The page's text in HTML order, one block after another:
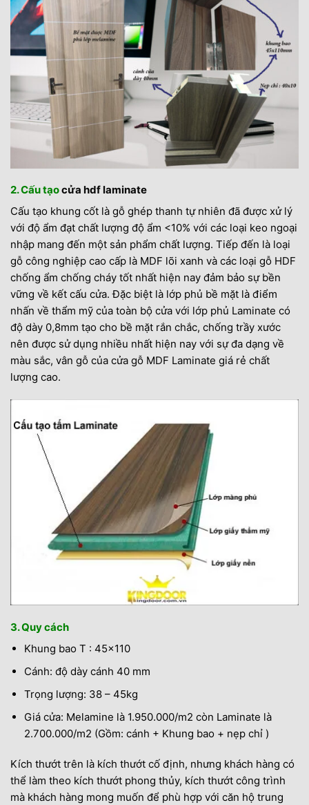
2. Cấu tạocửa hdf laminate
Cấu tạo khung cốt là gỗ ghép thanh tự nhiên đã được xử lý
với độ ẩm đạt chất lượng độ ẩm <10% với các loại keo ngoại
nhập mang đến một sản phẩm chất lượng. Tiếp đến là loại
gỗ công nghiệp cao cấp là MDF lõi xanh và các loại gỗ HDF
chống ẩm chống cháy tốt nhất hiện nay đảm bảo sự bền
vững về kết cấu cửa. Đặc biệt là lớp phủ bề mặt là điểm
nhấn về thẩm mỹ của toàn bộ cửa với lớp phủ Laminate có
độ dày 0,8mm tạo cho bề mặt rắn chắc, chống trầy xước
nên được sử dụng nhiều nhất hiện nay với sự đa dạng về
màu sắc, vân gỗ của cửa gỗ MDF Laminate giá rẻ chất
lượng cao.
3. Quy cách
Khung bao T : 45×110
Cánh: độ dày cánh 40 mm
Trọng lượng: 38 – 45kg
Giá cửa: Melamine là 1.950.000/m2 còn Laminate là
2.700.000/m2 (Gồm: cánh + Khung bao + nẹp chỉ )
Kích thướt trên là kích thướt cố định, nhưng khách hàng có
thể làm theo kích thướt phong thủy, kích thướt công trình
mà khách hàng mong muốn để phù hợp với căn hộ trung